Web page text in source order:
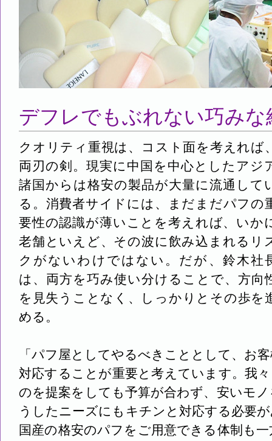
デフレでもぶれない巧みな
クオリティ重視は、コスト面を考えれば
両刃の剣。現実に中国を中心としたアジ
諸国からは格安の製品が大量に流通して
る。消費者サイドには、まだまだパフの
要性の認識が薄いことを考えれば、いか
老舗といえど、その波に飲み込まれるリ
クがないわけではない。だが、鈴木社
は、両方を巧み使い分けることで、方向
を見失うことなく、しっかりとその歩を
める。
「パフ屋としてやるべきこととして、お
対応することが重要と考えています。我
のを提案をしても予算が合わず、安いモ
うしたニーズにもキチンと対応する必要
国産の格安のパフをご用意できる体制も